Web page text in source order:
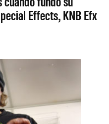
Effects, KNB Efx